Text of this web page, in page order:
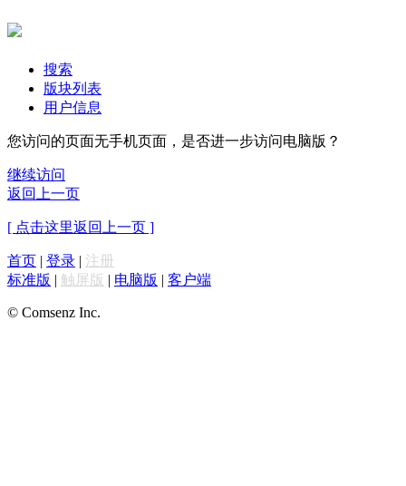
搜索
版块列表
用户信息
您访问的页面无手机页面，是否进一步访问电脑版？
继续访问
返回上一页
[ 点击这里返回上一页 ]
首页 | 登录 | 注册
标准版 | 触屏版 | 电脑版 | 客户端
© Comsenz Inc.